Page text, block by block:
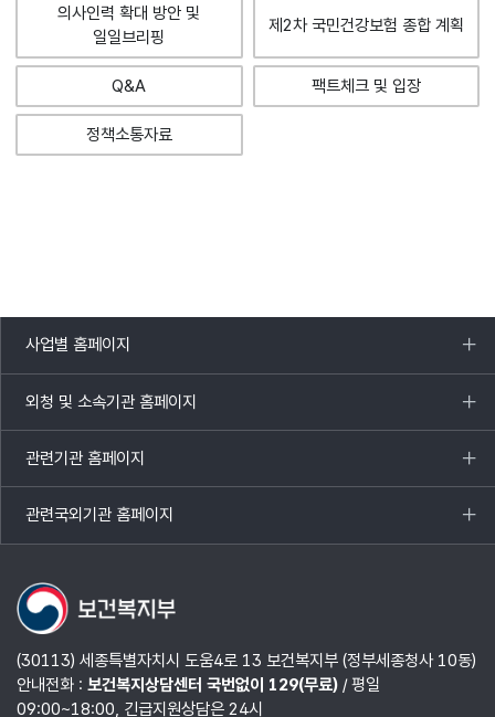
의사인력 확대 방안 및
일일브리핑
제2차 국민건강보험 종합 계획
Q&A 팩트체크 및 입장
정책소통자료
사업별 홈페이지
목록
열기
외청 및 소속기관 홈페이지
목록
열기
관련기관 홈페이지
목록
열기
관련국외기관 홈페이지
목록
열기
(30113) 세종특별자치시 도움4로 13 보건복지부 (정부세종청사 10동)
안내전화 : 보건복지상담센터 국번없이 129(무료)/ 평일
09:00~18:00, 긴급지원상담은 24시